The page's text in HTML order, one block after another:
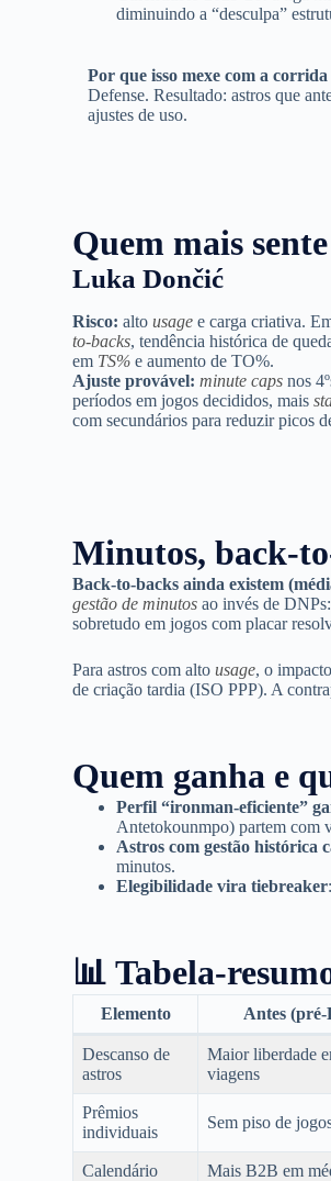
diminuindo a “desculpa”
Por que isso mexe com a
Defense. Resultado: astros que
ajustes de uso.
Quem mais
Luka Dončić
Risco: altousage e carga criativa.
to-backs, tendência histórica de
em TS% e aumento de TO%.
Ajuste provável: minute caps nos
períodos em jogos decididos, mais
com secundários para reduzir picos
Minutos, back-
Back-to-backs ainda existem
gestão de minutos ao invés de
sobretudo em jogos com placar
Para astros com altousage, o
de criação tardia (ISO PPP). A
Quem ganha e
Perfil “ironman-eficiente”
Antetokounmpo) partem
Astros com gestão histórica
minutos.
Elegibilidade vira tiebreaker
📊 Tabela-
Elemento Antes (pré-
Descanso de
astros
Maior liberdade
viagens
Prêmios
individuais
Sem piso de
Calendário Mais B2B em